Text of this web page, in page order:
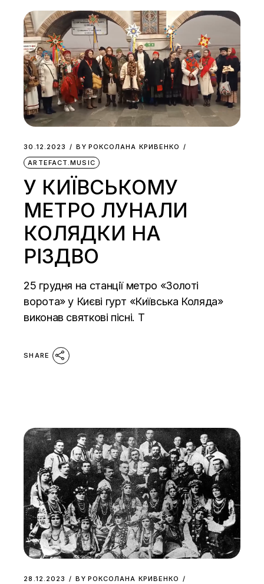
30.12.2023 BY РОКСОЛАНА КРИВЕНКО
ARTEFACT.MUSIC
У КИЇВСЬКОМУ
МЕТРО ЛУНАЛИ
КОЛЯДКИ НА
РІЗДВО
25 грудня на станції метро «Золоті
ворота» у Києві гурт «Київська Коляда»
виконав святкові пісні. Т
SHARE
28.12.2023 BY РОКСОЛАНА КРИВЕНКО